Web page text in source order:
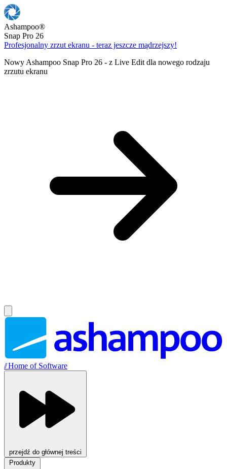
Ashampoo®
Snap Pro 26
Profesjonalny zrzut ekranu - teraz jeszcze mądrzejszy!
Nowy Ashampoo Snap Pro 26 - z Live Edit dla nowego rodzaju
zrzutu ekranu
//Home of Software
przejdź do głównej treści
Produkty